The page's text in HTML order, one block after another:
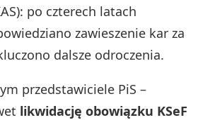
po czterech latach
zawieszenie kar za
dalsze odroczenia.
przedstawiciele PiS –
likwidację obowiązku KSeF